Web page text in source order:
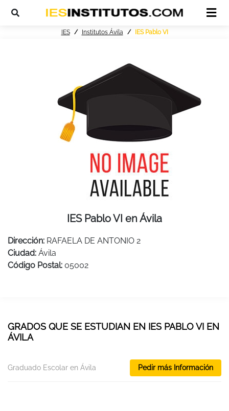
IES Institutos Ávila IES Pablo VI
IES Pablo VI en Ávila
Dirección: RAFAELA DE ANTONIO 2
Ciudad: Ávila
Código Postal: 05002
GRADOS QUE SE ESTUDIAN EN IES PABLO VI EN
ÁVILA
Graduado Escolar en Ávila Pedir más Información